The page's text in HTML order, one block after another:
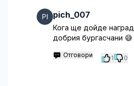
pich_007
Кога ще дойде
добрия бургасчани 😅
Отговори 1 0